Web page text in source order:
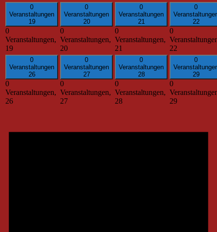
0
Veranstaltungen
19
0
Veranstaltungen,
19
0
Veranstaltungen
20
0
Veranstaltungen,
20
0
Veranstaltungen
21
0
Veranstaltungen,
21
0
22
0
22
0
Veranstaltungen
26
0
Veranstaltungen,
26
0
Veranstaltungen
27
0
Veranstaltungen,
27
0
Veranstaltungen
28
0
Veranstaltungen,
28
0
29
0
29